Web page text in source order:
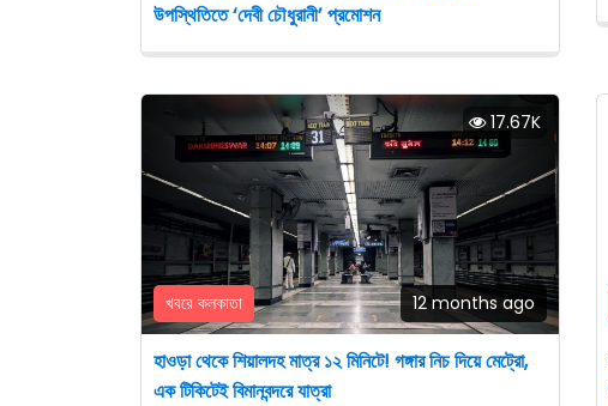
উপস্থিতিতে ‘দেবী চৌধুরানী’ প্রমোশন
17.67K
খবরে কলকাতা 12 months ago
হাওড়া থেকে শিয়ালদহ মাত্র ১২ মিনিটে! গঙ্গার নিচ দিয়ে মেট্রো,
এক টিকিটেই বিমানবন্দরে যাত্রা